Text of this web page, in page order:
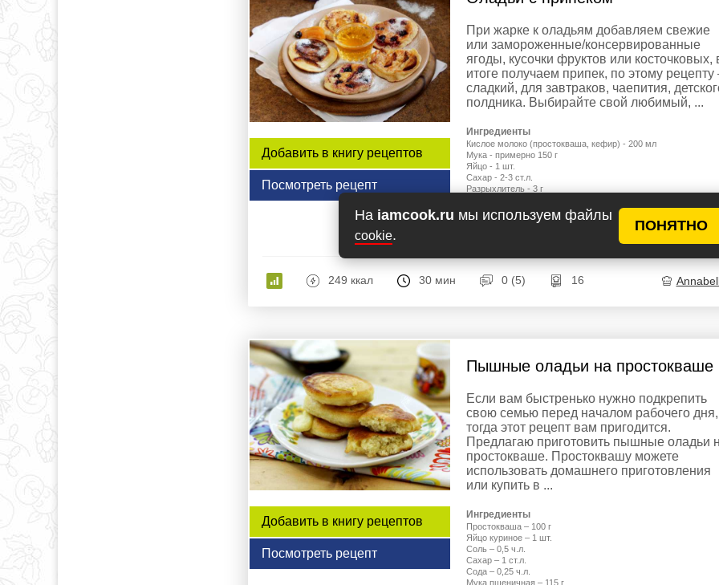
На iamcook.ru мы используем файлы
cookie.
ПОНЯТНО
Добавить в книгу рецептов
Посмотреть рецепт
При жарке к оладьям добавляем свежие
или замороженные/консервированные
ягоды, кусочки фруктов или косточковых,
итоге получаем припек, по этому
сладкий, для завтраков, чаепития,
полдника. Выбирайте свой любимый, ...
Ингредиенты
Кислое молоко (простокваша, кефир) - 200 мл
Мука - примерно 150 г
Яйцо - 1 шт.
Сахар - 2-3 ст.л.
Разрыхлитель - 3 г
Ванильный сахар - 5 г
Замороженные/свежие ягоды, абрикосы, сливы - 50-70 г
249 ккал 30 мин 0 (5) 16
Добавить в книгу рецептов
Посмотреть рецепт
Пышные оладьи на простокваше
Если вам быстренько нужно подкрепить
свою семью перед началом рабочего дня,
тогда этот рецепт вам пригодится.
Предлагаю приготовить пышные оладьи
простокваше. Простоквашу можете
использовать домашнего приготовления
или купить в ...
Ингредиенты
Простокваша – 100 г
Яйцо куриное – 1 шт.
Соль – 0,5 ч.л.
Сахар – 1 ст.л.
Сода – 0,25 ч.л.
Мука пшеничная – 115 г